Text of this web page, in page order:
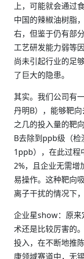
上，可能就会通过
中国的辣椒油树脂
右，但鉴于仍有部
工艺研发能力弱等
尚未引起行业的足
了巨大的隐患。
其实。我们公司有
丹明B），能够靶
之几的投入量的靶
B去除到ppb级（
1ppb），在此过程
2%，且企业无需增
易操作。这种靶向
离子干扰的情况下
企业星show：原来
术还是比较厉害的
投入，在不断地推
康领域赛道中，无